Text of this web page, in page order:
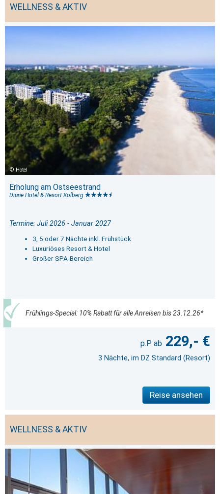
WELLNESS & AKTIV
Hotel
Erholung am Ostseestrand
Diune Hotel & Resort Kolberg
Termine: Juli 2026 - Januar 2027
3, 5 oder 7 Nächte inkl. Frühstück
Luxuriöses Resort & Hotel
Großer SPA-Bereich
Frühlings-Special: 10% Rabatt für alle Anreisen bis 23.12.26*
229,- €
3 Nächte, im DZ Standard (Resort)
Reise ansehen
WELLNESS & AKTIV